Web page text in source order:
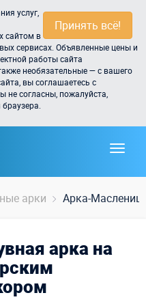
Принять всё!
услуг,
сайтом в
сервисах. Объявленные цены и
работы сайта
необязательные — с вашего
вы соглашаетесь с
не согласны, пожалуйста,
арки Арка-
арка на